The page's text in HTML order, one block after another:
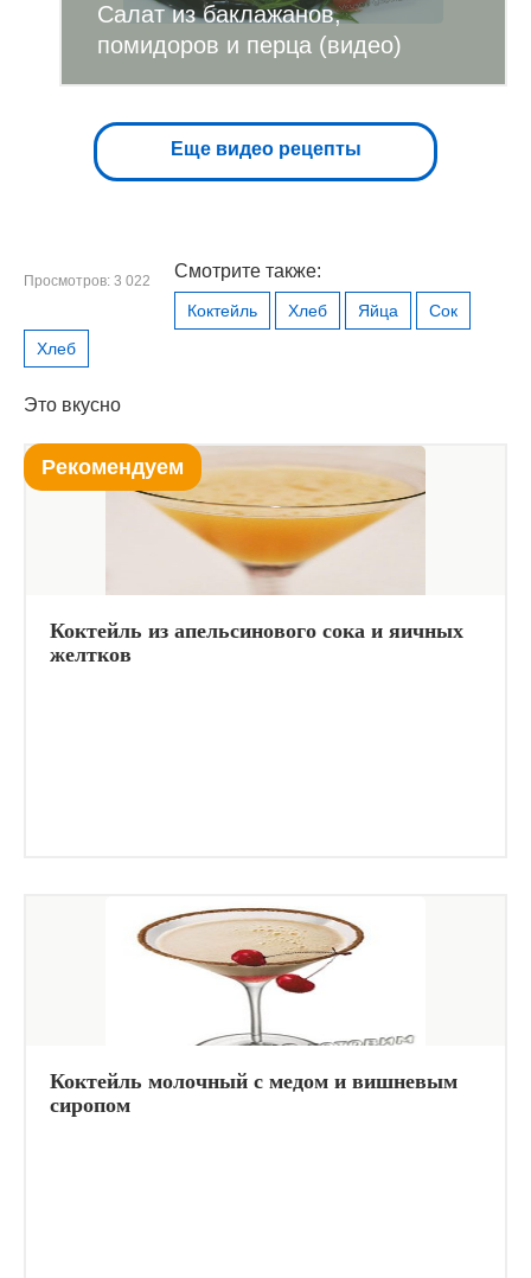
Салат из баклажанов,
помидоров и перца (видео)
Еще видео рецепты
Просмотров: 3 022 Смотрите также:
Коктейль Хлеб Яйца
Сок
Хлеб
Это вкусно
Рекомендуем
Коктейль из апельсинового сока и яичных
желтков
Коктейль молочный с медом и вишневым
сиропом